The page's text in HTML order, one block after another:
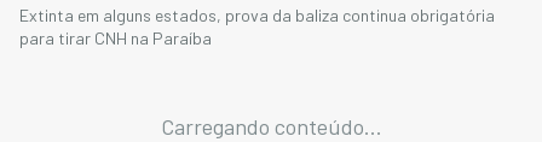
Extinta em alguns estados, prova da baliza continua obrigatória
para tirar CNH na Paraíba
Carregando conteúdo...